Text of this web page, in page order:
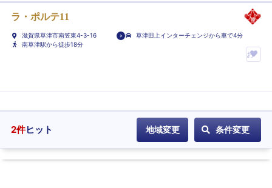
ラ・ポルテ11
滋賀県草津市南笠東4-3-16
草津田上インターチェンジから車で4分
南草津駅から徒歩18分
お
り
ホ
ル
2件ヒット 地域変更 条件変更